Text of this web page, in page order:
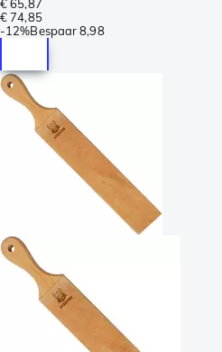
€ 65,87
€ 74,85
-12%Bespaar 8,98